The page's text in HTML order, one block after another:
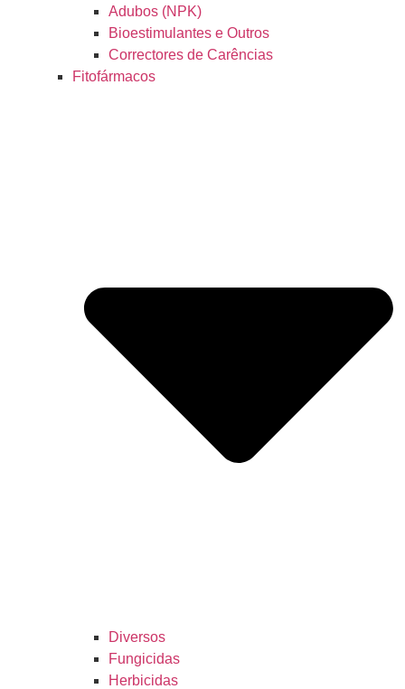
Adubos (NPK)
Bioestimulantes e Outros
Correctores de Carências
Fitofármacos
Diversos
Fungicidas
Herbicidas